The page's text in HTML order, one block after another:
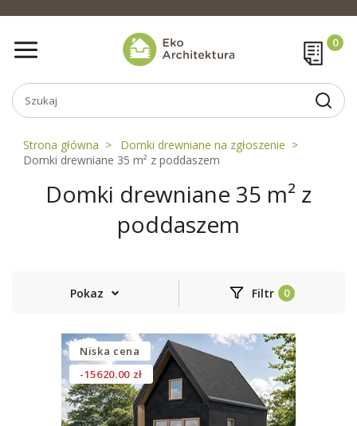
Strona główna
Domki drewniane na zgłoszenie
Domki drewniane 35 m² z poddaszem
Domki drewniane 35 m² z
poddaszem
Pokaz Filtr
Niska cena
-15620.00 zł